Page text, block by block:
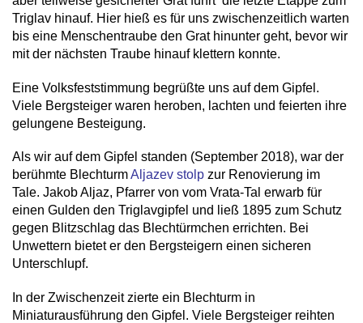
Triglav hinauf. Hier hieß es für uns zwischenzeitlich warten
bis eine Menschentraube den Grat hinunter geht, bevor wir
mit der nächsten Traube hinauf klettern konnte.
Eine Volksfeststimmung begrüßte uns auf dem Gipfel.
Viele Bergsteiger waren heroben, lachten und feierten ihre
gelungene Besteigung.
Als wir auf dem Gipfel standen (September 2018), war der
berühmte BlechturmAljazev stolp zur Renovierung im
Tale. Jakob Aljaz, Pfarrer von vom Vrata-Tal erwarb für
einen Gulden den Triglavgipfel und ließ 1895 zum Schutz
gegen Blitzschlag das Blechtürmchen errichten. Bei
Unwettern bietet er den Bergsteigern einen sicheren
Unterschlupf.
In der Zwischenzeit zierte ein Blechturm in
Miniaturausführung den Gipfel. Viele Bergsteiger reihten